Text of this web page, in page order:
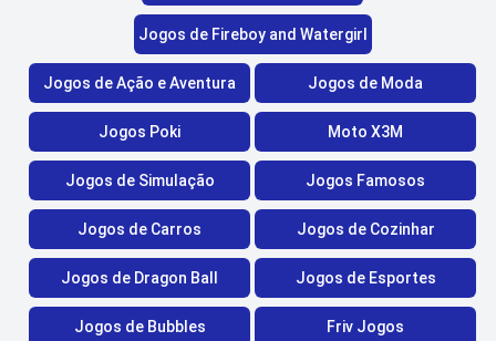
Jogos de Fireboy and Watergirl
Jogos de Ação e Aventura Jogos de Moda
Jogos Poki Moto X3M
Jogos de Simulação Jogos Famosos
Jogos de Carros Jogos de Cozinhar
Jogos de Dragon Ball Jogos de Esportes
Jogos de Bubbles Friv Jogos